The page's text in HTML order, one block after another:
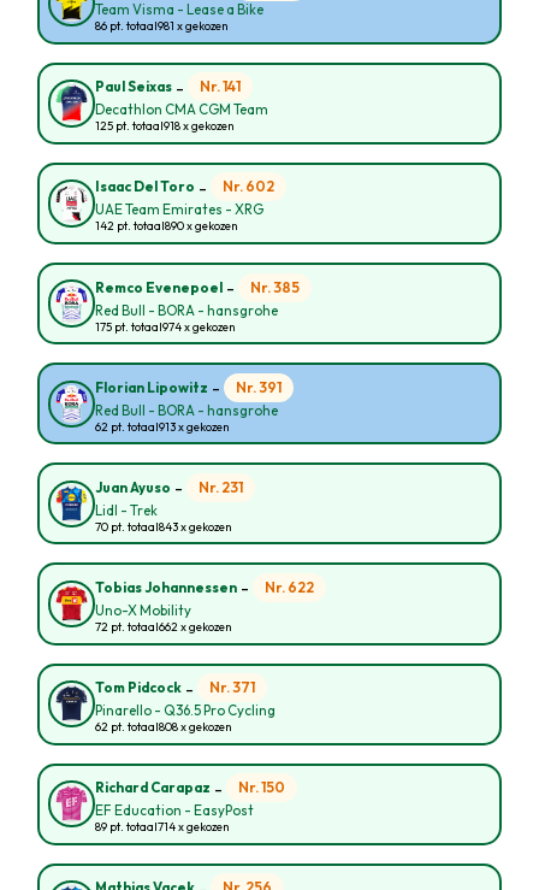
Team Visma - Lease a Bike
86 pt. totaal981 x gekozen
Paul Seixas - Nr. 141
Decathlon CMA CGM Team
125 pt. totaal918 x gekozen
Isaac Del Toro - Nr. 602
UAE Team Emirates - XRG
142 pt. totaal890 x gekozen
Remco Evenepoel - Nr. 385
Red Bull - BORA - hansgrohe
175 pt. totaal974 x gekozen
Florian Lipowitz - Nr. 391
Red Bull - BORA - hansgrohe
62 pt. totaal913 x gekozen
Juan Ayuso - Nr. 231
Lidl - Trek
70 pt. totaal843 x gekozen
Tobias Johannessen - Nr. 622
Uno-X Mobility
72 pt. totaal662 x gekozen
Tom Pidcock - Nr. 371
Pinarello - Q36.5 Pro Cycling
62 pt. totaal808 x gekozen
Richard Carapaz - Nr. 150
EF Education - EasyPost
89 pt. totaal714 x gekozen